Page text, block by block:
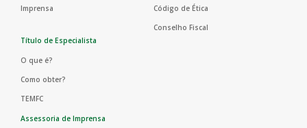
Imprensa
Código de Ética
Conselho Fiscal
Título de Especialista
O que é?
Como obter?
TEMFC
Assessoria de Imprensa